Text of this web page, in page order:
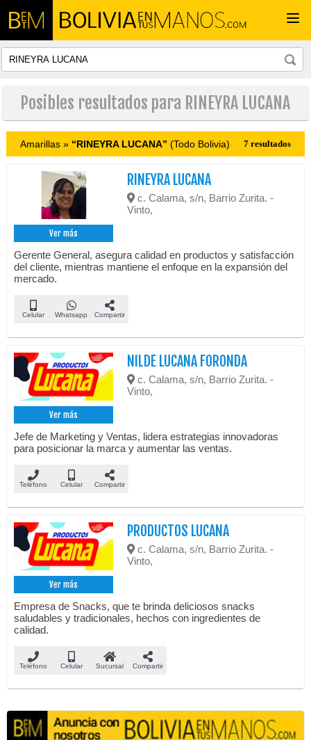
Posibles resultados para RINEYRA LUCANA
Amarillas » “RINEYRA LUCANA” (Todo Bolivia) 7 resultados
Ver más
RINEYRA LUCANA
c. Calama, s/n, Barrio Zurita. -
Vinto,
Gerente General, asegura calidad en productos y satisfacción
del cliente, mientras mantiene el enfoque en la expansión del
mercado.
Celular Whatsapp Compartir
Ver más
NILDE LUCANA FORONDA
c. Calama, s/n, Barrio Zurita. -
Vinto,
Jefe de Marketing y Ventas, lidera estrategias innovadoras
para posicionar la marca y aumentar las ventas.
Teléfono Celular Compartir
Ver más
PRODUCTOS LUCANA
c. Calama, s/n, Barrio Zurita. -
Vinto,
Empresa de Snacks, que te brinda deliciosos snacks
saludables y tradicionales, hechos con ingredientes de
calidad.
Teléfono Celular Sucursal Compartir